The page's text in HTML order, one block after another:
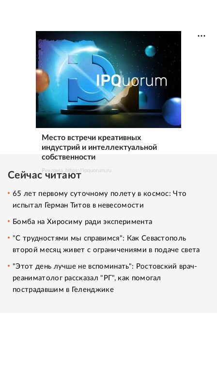
Место встречи креативных
индустрий и интеллектуальной
собственности
Реклама. https://ipquorum.ru
Сейчас читают
65 лет первому суточному полету в космос: Что
испытал Герман Титов в невесомости
Бомба на Хиросиму ради эксперимента
"С трудностями мы справимся": Как Севастополь
второй месяц живет с ограничениями в подаче света
"Этот день лучше не вспоминать": Ростовский врач-
реаниматолог рассказал "РГ", как помогал
пострадавшим в Геленджике